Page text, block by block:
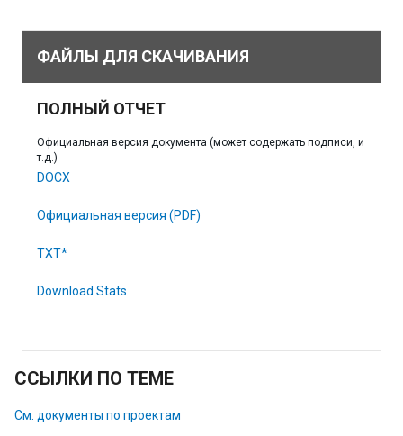
ФАЙЛЫ ДЛЯ СКАЧИВАНИЯ
ПОЛНЫЙ ОТЧЕТ
Официальная версия документа (может содержать подписи, и
т.д.)
DOCX
Официальная версия (PDF)
TXT*
Download Stats
ССЫЛКИ ПО ТЕМЕ
См. документы по проектам